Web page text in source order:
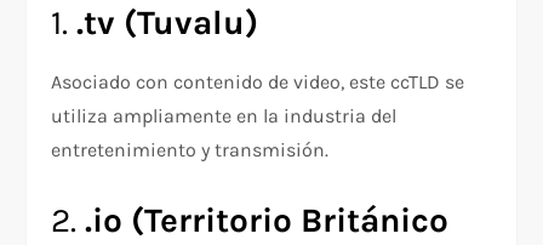
1..tv (Tuvalu)
Asociado con contenido de video, este ccTLD se
utiliza ampliamente en la industria del
entretenimiento y transmisión.
2..io (Territorio Británico